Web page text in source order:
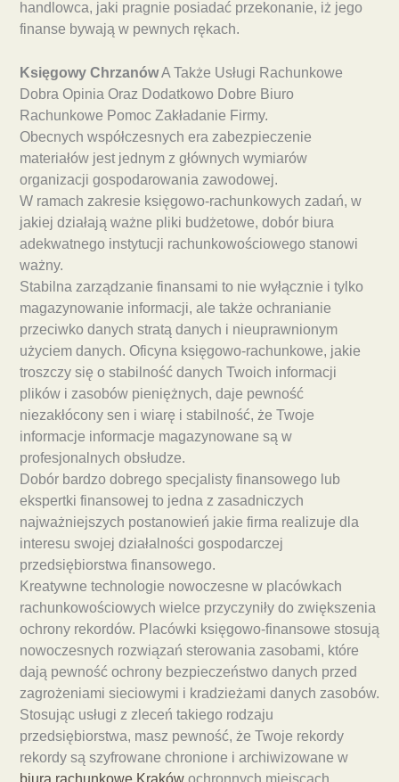
handlowca, jaki pragnie posiadać przekonanie, iż jego
finanse bywają w pewnych rękach.
Księgowy ChrzanówA Także Usługi Rachunkowe
Dobra Opinia Oraz Dodatkowo Dobre Biuro
Rachunkowe Pomoc Zakładanie Firmy.
Obecnych współczesnych era zabezpieczenie
materiałów jest jednym z głównych wymiarów
organizacji gospodarowania zawodowej.
W ramach zakresie księgowo-rachunkowych zadań, w
jakiej działają ważne pliki budżetowe, dobór biura
adekwatnego instytucji rachunkowościowego stanowi
ważny.
Stabilna zarządzanie finansami to nie wyłącznie i tylko
magazynowanie informacji, ale także ochranianie
przeciwko danych stratą danych i nieuprawnionym
użyciem danych. Oficyna księgowo-rachunkowe, jakie
troszczy się o stabilność danych Twoich informacji
plików i zasobów pieniężnych, daje pewność
niezakłócony sen i wiarę i stabilność, że Twoje
informacje informacje magazynowane są w
profesjonalnych obsłudze.
Dobór bardzo dobrego specjalisty finansowego lub
ekspertki finansowej to jedna z zasadniczych
najważniejszych postanowień jakie firma realizuje dla
interesu swojej działalności gospodarczej
przedsiębiorstwa finansowego.
Kreatywne technologie nowoczesne w placówkach
rachunkowościowych wielce przyczyniły do zwiększenia
ochrony rekordów. Placówki księgowo-finansowe stosują
nowoczesnych rozwiązań sterowania zasobami, które
dają pewność ochrony bezpieczeństwo danych przed
zagrożeniami sieciowymi i kradzieżami danych zasobów.
Stosując usługi z zleceń takiego rodzaju
przedsiębiorstwa, masz pewność, że Twoje rekordy
rekordy są szyfrowane chronione i archiwizowane w